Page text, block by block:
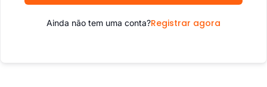
Ainda não tem uma conta?Registrar agora